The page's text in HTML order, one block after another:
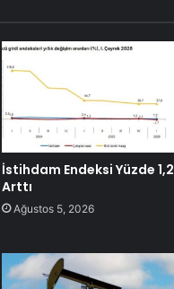
İstihdam Endeksi Yüzde 1,2
Arttı
Ağustos 5, 2026